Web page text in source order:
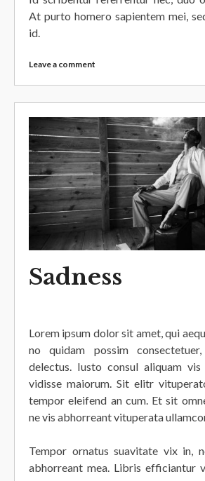
At purto homero sapientem mei,
id.
Leave a comment
Sadness
Lorem ipsum dolor sit amet, qui
no quidam possim
delectus. Iusto consul aliquam
vidisse maiorum. Sit elitr
tempor eleifend an cum. Et sit
ne vis abhorreant vituperata
Tempor ornatus suavitate vix in,
abhorreant mea. Libris efficiantur